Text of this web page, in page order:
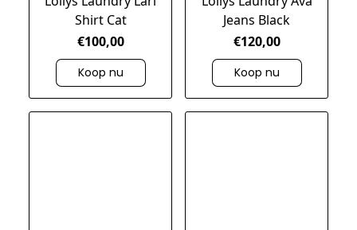
Shirt Cat
€100,00
Koop nu
Jeans Black
€120,00
Koop nu